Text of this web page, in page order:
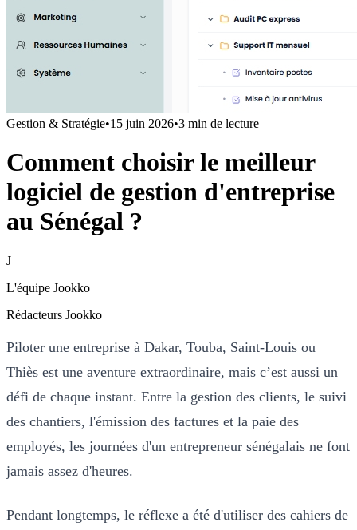
Gestion & Stratégie•15 juin 2026•3 min de lecture
Comment choisir le meilleur
logiciel de gestion d'entreprise
au Sénégal ?
J
L'équipe Jookko
Rédacteurs Jookko
Piloter une entreprise à Dakar, Touba, Saint-Louis ou
Thiès est une aventure extraordinaire, mais c’est aussi un
défi de chaque instant. Entre la gestion des clients, le suivi
des chantiers, l'émission des factures et la paie des
employés, les journées d'un entrepreneur sénégalais ne font
jamais assez d'heures.
Pendant longtemps, le réflexe a été d'utiliser des cahiers de